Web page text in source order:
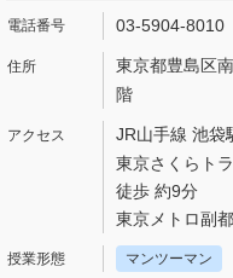
03-5904-8010
東京都豊島区
階
JR山手線 池袋
東京さくらト
徒歩 約9分
東京メトロ副
マンツーマン